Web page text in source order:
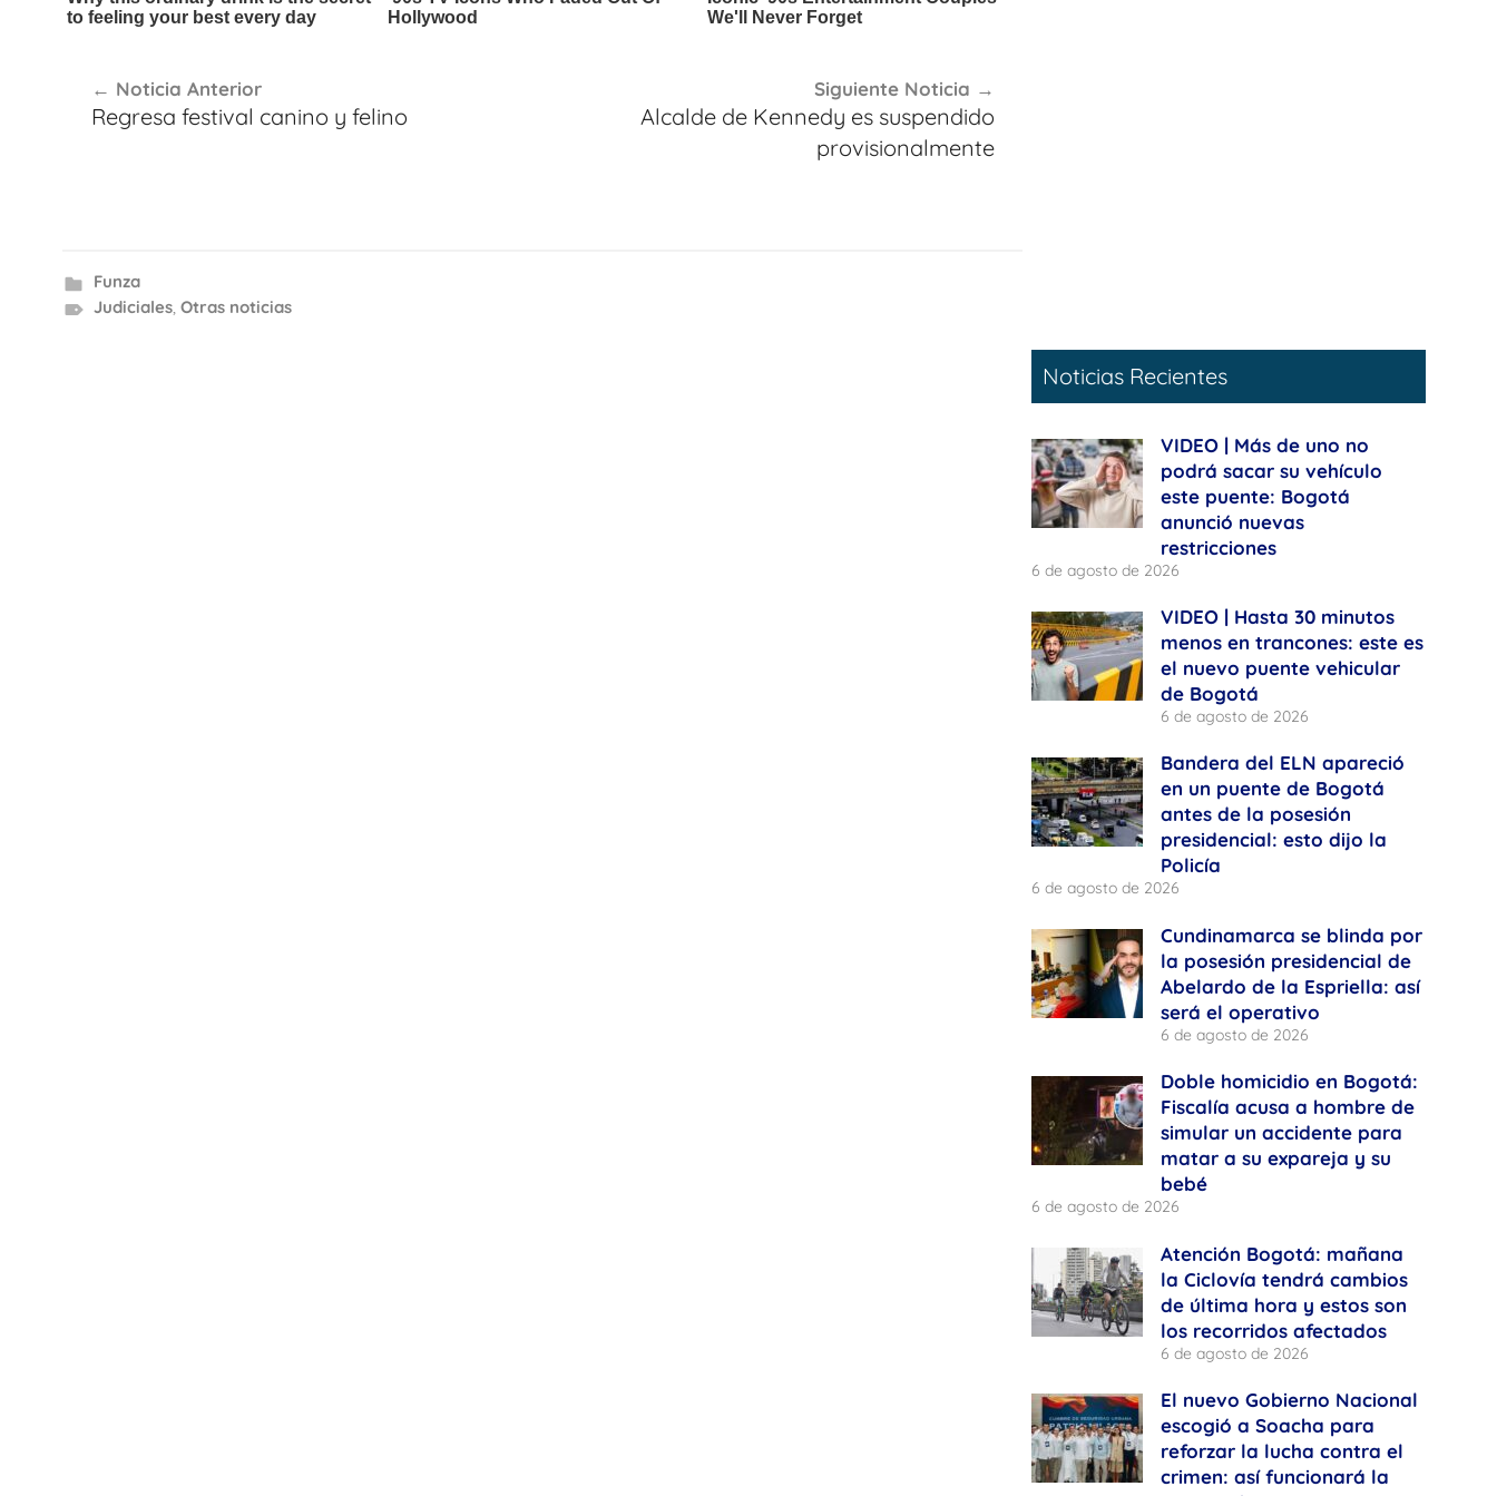
de
Noticia Anterior
Regresa festival canino y felino
Siguiente Noticia
Alcalde de Kennedy es suspendido
provisionalmente
Funza
Judiciales, Otras noticias
Noticias Recientes
VIDEO | Más de uno no
podrá sacar su vehículo
este puente: Bogotá
anunció nuevas
restricciones
6 de agosto de 2026
VIDEO | Hasta 30 minutos
menos en trancones: este es
el nuevo puente vehicular
de Bogotá
6 de agosto de 2026
Bandera del ELN apareció
en un puente de Bogotá
antes de la posesión
presidencial: esto dijo la
Policía
6 de agosto de 2026
Cundinamarca se blinda por
la posesión presidencial de
Abelardo de la Espriella: así
será el operativo
6 de agosto de 2026
Doble homicidio en Bogotá:
Fiscalía acusa a hombre de
simular un accidente para
matar a su expareja y su
bebé
6 de agosto de 2026
Atención Bogotá: mañana
la Ciclovía tendrá cambios
de última hora y estos son
los recorridos afectados
6 de agosto de 2026
El nuevo Gobierno Nacional
escogió a Soacha para
reforzar la lucha contra el
crimen: así funcionará la